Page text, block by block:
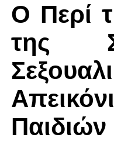
Ο Περί
της